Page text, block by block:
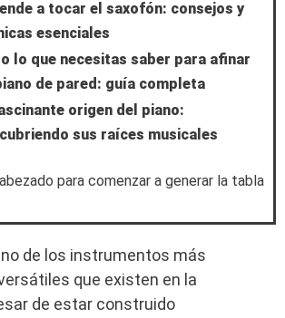
a tocar el saxofón: consejos y
esenciales
lo que necesitas saber para afinar
de pared: guía completa
origen del piano:
sus raíces musicales
para comenzar a generar la tabla
de los instrumentos más
que existen en la
de estar construido